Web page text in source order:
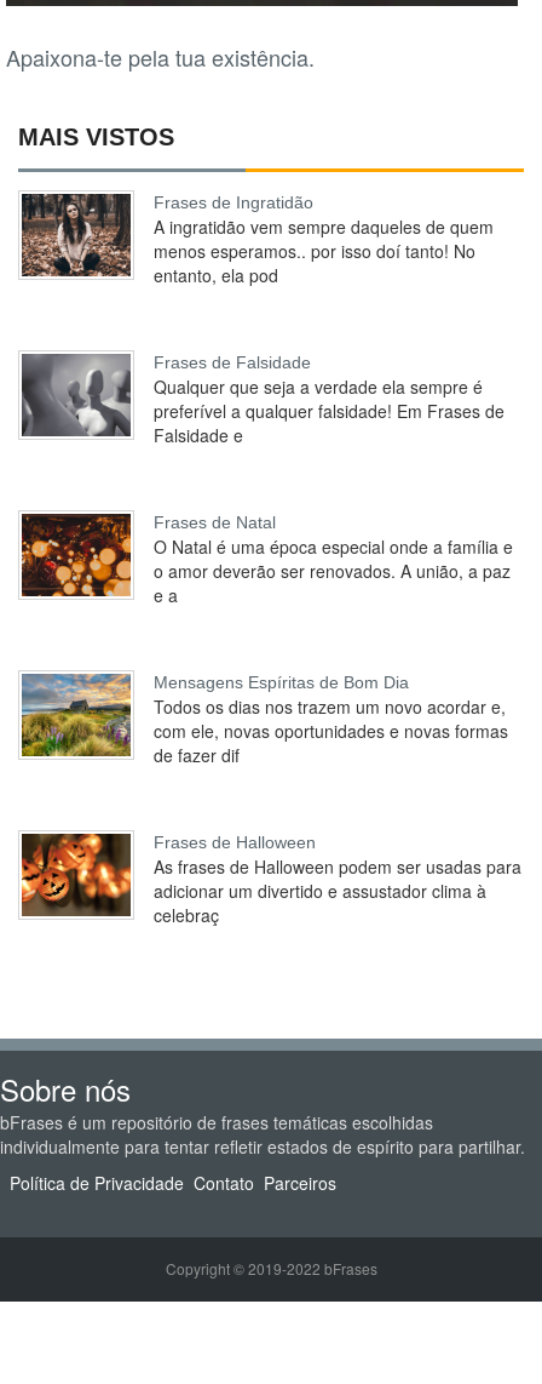
Apaixona-te pela tua existência.
MAIS VISTOS
Frases de Ingratidão
A ingratidão vem sempre daqueles de quem
menos esperamos.. por isso doí tanto! No
entanto, ela pod
Frases de Falsidade
Qualquer que seja a verdade ela sempre é
preferível a qualquer falsidade! Em Frases de
Falsidade e
Frases de Natal
O Natal é uma época especial onde a família e
o amor deverão ser renovados. A união, a paz
e a
Mensagens Espíritas de Bom Dia
Todos os dias nos trazem um novo acordar e,
com ele, novas oportunidades e novas formas
de fazer dif
Frases de Halloween
As frases de Halloween podem ser usadas para
adicionar um divertido e assustador clima à
celebraç
Sobre nós
bFrases é um repositório de frases temáticas escolhidas
individualmente para tentar refletir estados de espírito para partilhar.
Política de Privacidade Contato Parceiros
Copyright © 2019-2022 bFrases